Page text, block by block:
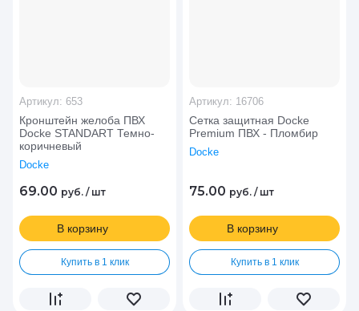
Кронштейн желоба ПВХ
Docke STANDART Темно-
коричневый
Docke
Артикул: 653
69.00 руб. /шт
В корзину
Купить в 1 клик
Сетка защитная Docke
Premium ПВХ - Пломбир
Docke
Артикул: 16706
75.00 руб. /шт
В корзину
Купить в 1 клик